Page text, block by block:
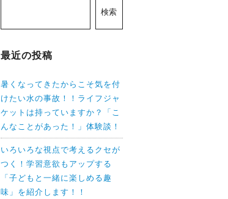
検索
最近の投稿
暑くなってきたからこそ気を付
けたい水の事故！！ライフジャ
ケットは持っていますか？「こ
んなことがあった！」体験談！
いろいろな視点で考えるクセが
つく！学習意欲もアップする
「子どもと一緒に楽しめる趣
味」を紹介します！！